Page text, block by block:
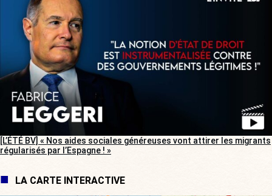
[L’ÉTÉ BV] « Nos aides sociales généreuses vont attirer les migrants
régularisés par l’Espagne ! »
LA CARTE INTERACTIVE